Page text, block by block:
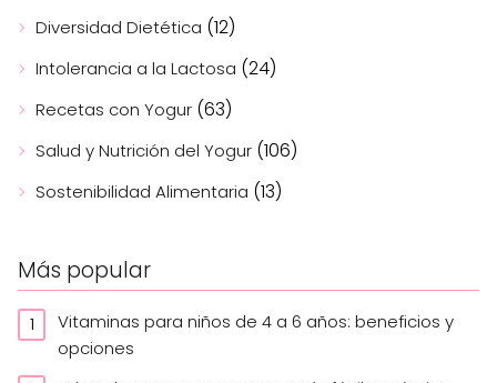
Diversidad Dietética (12)
Intolerancia a la Lactosa (24)
Recetas con Yogur (63)
Salud y Nutrición del Yogur (106)
Sostenibilidad Alimentaria (13)
Más popular
Vitaminas para niños de 4 a 6 años: beneficios y
opciones